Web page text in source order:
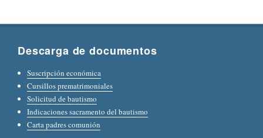
Descarga de documentos
Suscripción económica
Cursillos prematrimoniales
Solicitud de bautismo
Indicaciones sacramento del bautismo
Carta padres comunión